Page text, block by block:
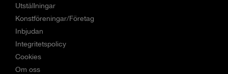
Utställningar
Konstföreningar/Företag
Inbjudan
Integritetspolicy
Cookies
Om oss